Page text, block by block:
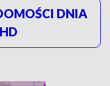
DNIA